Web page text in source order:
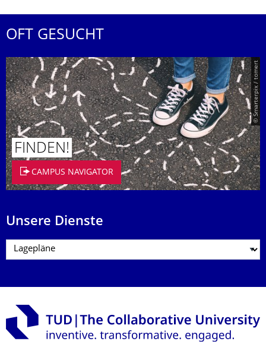
OFT GESUCHT
© Smarterpix / tomert
FINDEN!
CAMPUS NAVIGATOR
Unsere Dienste